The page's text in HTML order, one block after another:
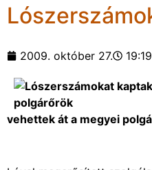
2009. október 27. 19:19
vehettek át a megyei